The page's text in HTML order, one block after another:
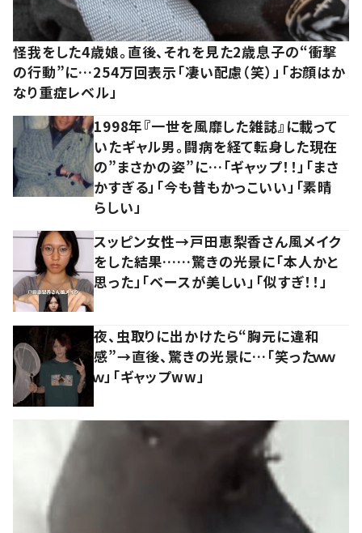
怪我をした4歳娘。直後、それを見た2歳息子の“衝撃
の行動”に…254万回表示「凄い配慮（笑）」「お顔はか
なり重症レベル」
1998年『一世を風靡した雑誌』に載って
いたギャル男。闘病を経て転身した現在
の”まさかの姿”に…「ギャップ！！」「まさ
かすぎる」「今も昔もかっこいい」「素晴
らしい」
スッピン女性→戸田恵梨香さん風メイク
をした結果……驚きの光景に「本人かと
思った」「ベースが美しい」「似すぎ！！」
夜、虫取りに出かけたら“胸元に違和
感”→直後、驚きの光景に…「笑ったｗｗ
ｗ」「ギャップww」